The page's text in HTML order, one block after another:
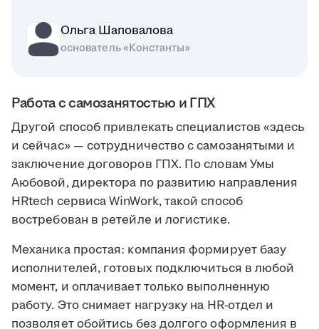
Ольга Шаповалова
основатель «Константы»
Работа с самозанятостью и ГПХ
Другой способ привлекать специалистов «здесь
и сейчас» — сотрудничество с самозанятыми и
заключение договоров ГПХ. По словам Умы
Аюбовой, директора по развитию направления
HRtech сервиса WinWork, такой способ
востребован в ретейле и логистике.
Механика простая: компания формирует базу
исполнителей, готовых подключиться в любой
момент, и оплачивает только выполненную
работу. Это снимает нагрузку на HR-отдел и
позволяет обойтись без долгого оформления в